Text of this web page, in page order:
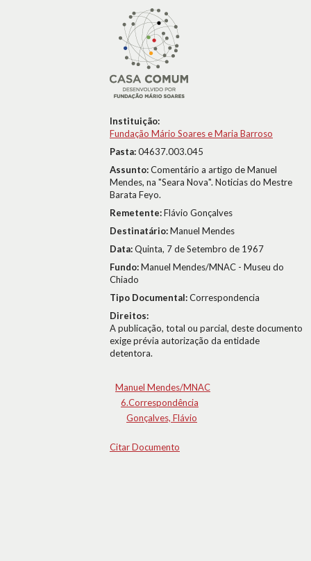
Instituição:
Fundação Mário Soares e Maria Barroso
Pasta:04637.003.045
Assunto:Comentário a artigo de Manuel
Mendes, na "Seara Nova". Noticias do Mestre
Barata Feyo.
Remetente:Flávio Gonçalves
Destinatário:Manuel Mendes
Data:Quinta, 7 de Setembro de 1967
Fundo:Manuel Mendes/MNAC - Museu do
Chiado
Tipo Documental:Correspondencia
Direitos:
A publicação, total ou parcial, deste documento
exige prévia autorização da entidade
detentora.
Manuel Mendes/MNAC
6.Correspondência
Gonçalves, Flávio
Citar Documento